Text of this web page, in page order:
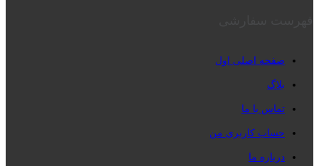
صفحه اصلی اول
بلاگ
تماس با ما
حساب کاربری من
درباره ما